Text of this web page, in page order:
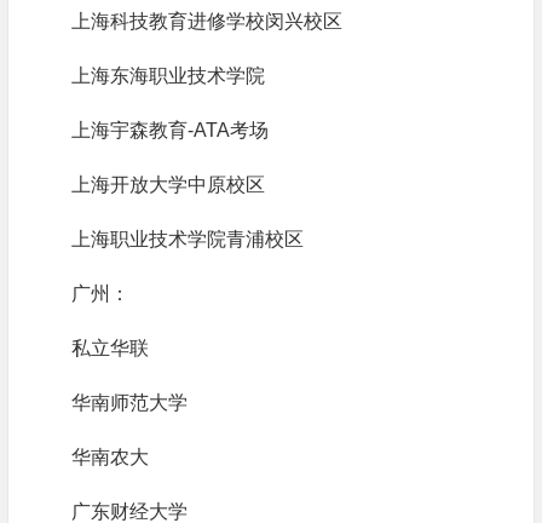
上海科技教育进修学校闵兴校区
上海东海职业技术学院
上海宇森教育-ATA考场
上海开放大学中原校区
上海职业技术学院青浦校区
广州：
私立华联
华南师范大学
华南农大
广东财经大学